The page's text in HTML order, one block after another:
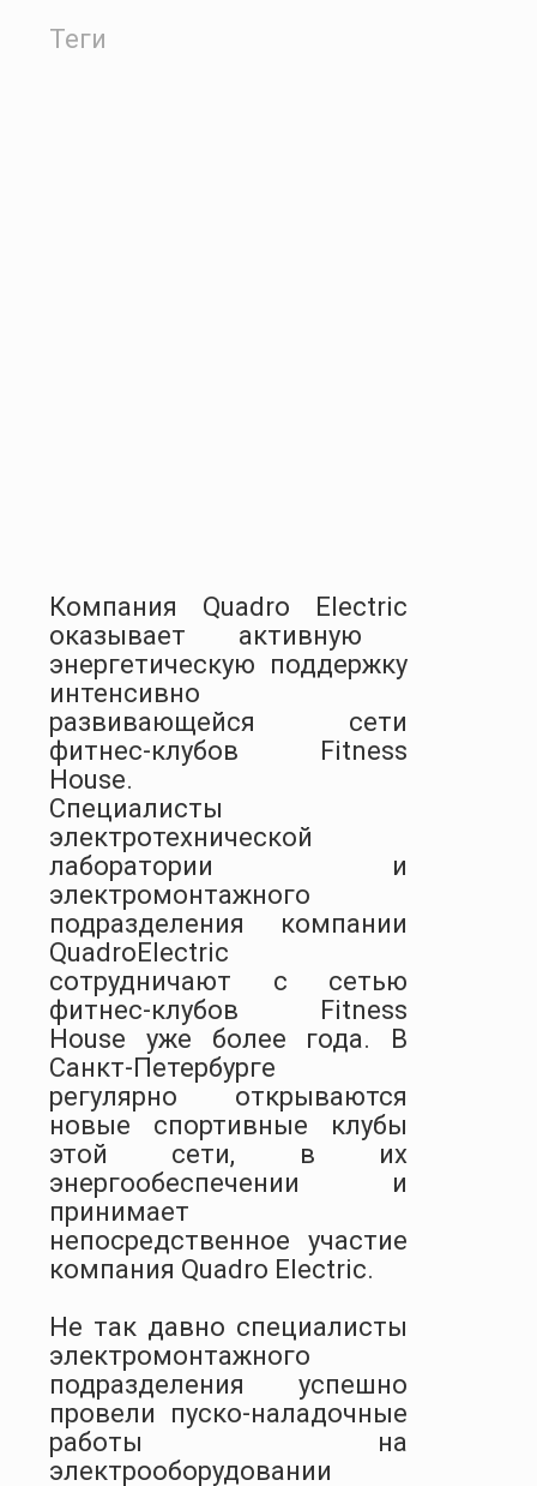
Теги
Компания Quadro
Electric
оказывает активную
энергетическую поддержку
интенсивно
развивающейся сети
фитнес-клубов Fitness
House.
Специалисты
электротехнической
лаборатории и
электромонтажного
подразделения компании
QuadroElectric
сотрудничают с сетью
фитнес-клубов Fitness
House уже более года. В
Санкт-Петербурге
регулярно открываются
новые спортивные клубы
этой сети, в их
энергообеспечении и
принимает
непосредственное участие
компания Quadro Electric.
Не так давно специалисты
электромонтажного
подразделения успешно
провели пуско-наладочные
работы на
электрооборудовании